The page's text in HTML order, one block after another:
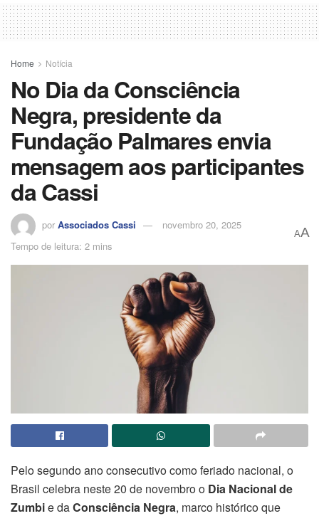
Home Notícia
No Dia da Consciência
Negra, presidente da
Fundação Palmares envia
mensagem aos participantes
da Cassi
por Associados Cassi
novembro 20, 2025
Tempo de leitura: 2 mins
AA
Pelo segundo ano consecutivo como feriado nacional, o
Brasil celebra neste 20 de novembro o Dia Nacional de
Zumbie daConsciência Negra, marco histórico que